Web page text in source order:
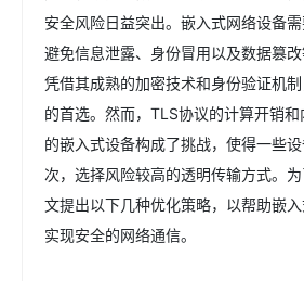
安全风险日益突出。嵌入式网络设备
避免信息泄露、身份冒用以及数据篡
凭借其成熟的加密技术和身份验证机
的首选。然而，TLS协议的计算开销
的嵌入式设备构成了挑战，使得一些
次，选择风险较高的透明传输方式。
文提出以下几种优化策略，以帮助嵌
实现安全的网络通信。